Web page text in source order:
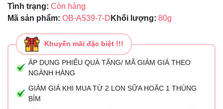
Tình trạng: Còn hàng
Mã sản phẩm: OB-A539-7-D Khối lượng: 80g
Khuyến mãi đặc biệt !!!
ÁP DỤNG PHIẾU QUÀ TẶNG/ MÃ GIẢM GIÁ THEO
NGÀNH HÀNG
GIẢM GIÁ KHI MUA TỪ 2 LON SỮA HOẶC 1 THÙNG
BỈM